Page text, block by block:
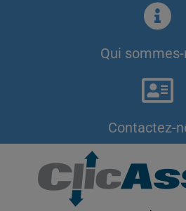
Qui
Contactez-